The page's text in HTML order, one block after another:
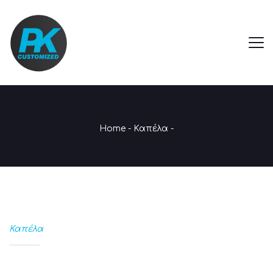
Home - Καπέλα -
Καπέλα